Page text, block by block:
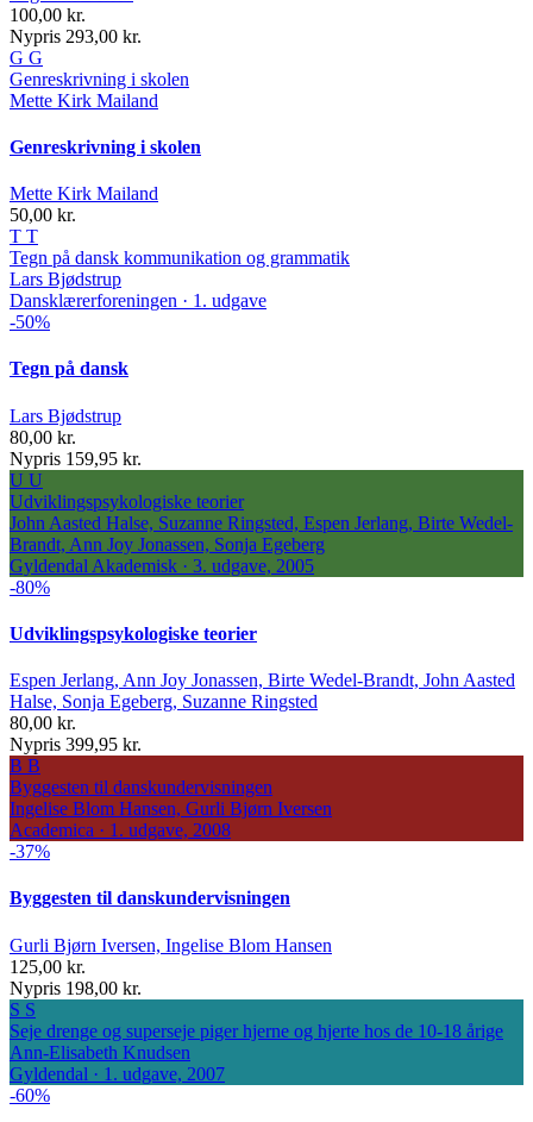
100,00 kr.
Nypris 293,00 kr.
G G
Genreskrivning i skolen
Mette Kirk Mailand
Genreskrivning i skolen
Mette Kirk Mailand
50,00 kr.
T T
Tegn på dansk kommunikation og grammatik
Lars Bjødstrup
Dansklærerforeningen · 1. udgave
-50%
Tegn på dansk
Lars Bjødstrup
80,00 kr.
Nypris 159,95 kr.
U U
Udviklingspsykologiske teorier
John Aasted Halse, Suzanne Ringsted, Espen Jerlang, Birte Wedel-
Brandt, Ann Joy Jonassen, Sonja Egeberg
Gyldendal Akademisk · 3. udgave, 2005
-80%
Udviklingspsykologiske teorier
Espen Jerlang, Ann Joy Jonassen, Birte Wedel-Brandt, John Aasted
Halse, Sonja Egeberg, Suzanne Ringsted
80,00 kr.
Nypris 399,95 kr.
B B
Byggesten til danskundervisningen
Ingelise Blom Hansen, Gurli Bjørn Iversen
Academica · 1. udgave, 2008
-37%
Byggesten til danskundervisningen
Gurli Bjørn Iversen, Ingelise Blom Hansen
125,00 kr.
Nypris 198,00 kr.
S S
Seje drenge og superseje piger hjerne og hjerte hos de 10-18 årige
Ann-Elisabeth Knudsen
Gyldendal · 1. udgave, 2007
-60%